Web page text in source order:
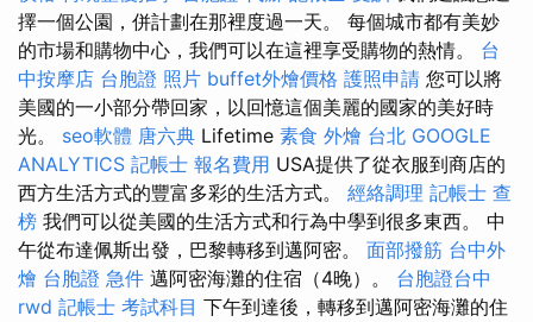
擇一個公園，併計劃在那裡度過一天。 每個城市都有美妙
的市場和購物中心，我們可以在這裡享受購物的熱情。 台
中按摩店 台胞證 照片 buffet外燴價格 護照申請 您可以將
美國的一小部分帶回家，以回憶這個美麗的國家的美好時
光。 seo軟體 唐六典 Lifetime 素食 外燴 台北 GOOGLE
ANALYTICS 記帳士 報名費用 USA提供了從衣服到商店的
西方生活方式的豐富多彩的生活方式。 經絡調理 記帳士 查
榜 我們可以從美國的生活方式和行為中學到很多東西。 中
午從布達佩斯出發，巴黎轉移到邁阿密。 面部撥筋 台中外
燴 台胞證 急件 邁阿密海灘的住宿（4晚）。 台胞證台中
rwd 記帳士 考試科目 下午到達後，轉移到邁阿密海灘的住